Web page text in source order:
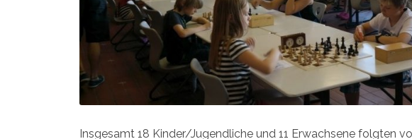
Insgesamt 18 Kinder/Jugendliche und 11 Erwachsene folgten